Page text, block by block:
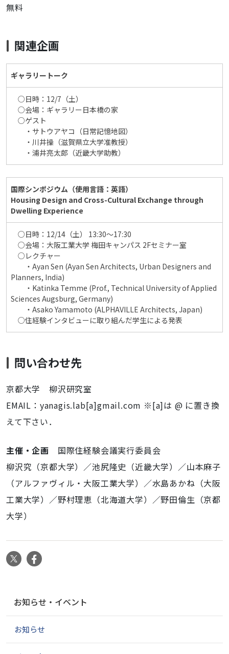
無料
関連企画
ギャラリートーク
○日時：12/7（土）
○会場：ギャラリー日本橋の家
○ゲスト
・サトウアヤコ（日常記憶地図）
・川井操（滋賀県立大学准教授）
・浦井亮太郎（近畿大学助教）
国際シンポジウム（使用言語：英語）
Housing Design and Cross-Cultural Exchange through
Dwelling Experience
○日時：12/14（土） 13:30〜17:30
○会場：大阪工業大学 梅田キャンパス 2Fセミナー室
○レクチャー
・Ayan Sen (Ayan Sen Architects, Urban Designers and
Planners, India)
・Katinka Temme (Prof., Technical University of Applied
Sciences Augsburg, Germany)
・Asako Yamamoto (ALPHAVILLE Architects, Japan)
○住経験インタビューに取り組んだ学生による発表
問い合わせ先
京都大学 柳沢研究室
EMAIL：yanagis.lab[a]gmail.com ※[a]は @ に置き換
えて下さい．
主催・企画 国際住経験会議実行委員会
柳沢究（京都大学）／池尻隆史（近畿大学）／山本麻子
（アルファヴィル・大阪工業大学）／水島あかね（大阪
工業大学）／野村理恵（北海道大学）／野田倫生（京都
大学）
X
ゲ
シ
お知らせ・イベント
お知らせ